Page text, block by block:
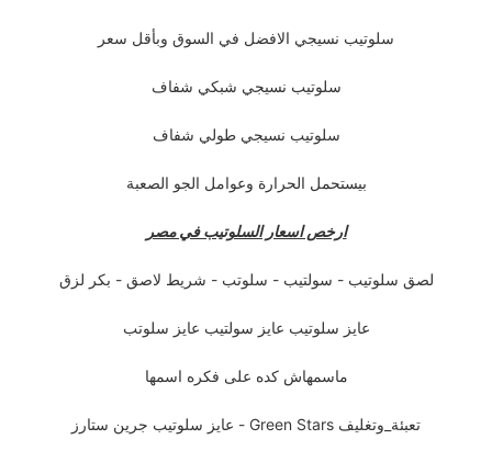
سلوتيب نسيجي الافضل في السوق وبأقل سعر
سلوتيب نسيجي شبكي شفاف
سلوتيب نسيجي طولي شفاف
بيستحمل الحرارة وعوامل الجو الصعبة
ارخص اسعار السلوتيب في مصر
لصق سلوتيب - سولتيب - سلوتب - شريط لاصق - بكر لزق
عايز سلوتيب عايز سولتيب عايز سلوتب
ماسمهاش كده على فكره اسمها
عايز سلوتيب جرين ستارز - Green Stars تعبئة_وتغليف